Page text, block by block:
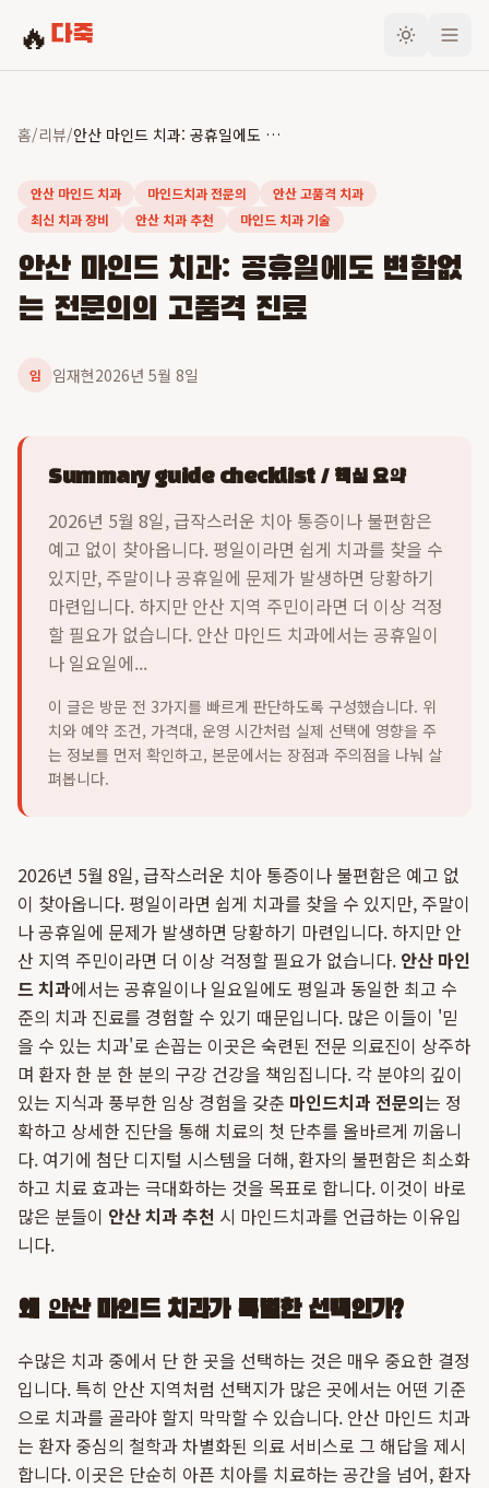
🔥 다죽
홈/리뷰/ 안산 마인드 치과: 공휴일에도 변함없는 전문의의 고품격 진료
안산 마인드 치과 마인드치과 전문의
안산 고품격 치과
최신 치과 장비
안산 치과 추천 마인드 치과 기술
안산 마인드 치과: 공휴일에도 변함없
는 전문의의 고품격 진료
임 임재현2026년 5월 8일
Summary guide checklist / 핵심 요약
2026년 5월 8일, 급작스러운 치아 통증이나 불편함은
예고 없이 찾아옵니다. 평일이라면 쉽게 치과를 찾을 수
있지만, 주말이나 공휴일에 문제가 발생하면 당황하기
마련입니다. 하지만 안산 지역 주민이라면 더 이상 걱정
할 필요가 없습니다. 안산 마인드 치과에서는 공휴일이
나 일요일에...
이 글은 방문 전 3가지를 빠르게 판단하도록 구성했습니다. 위
치와 예약 조건, 가격대, 운영 시간처럼 실제 선택에 영향을 주
는 정보를 먼저 확인하고, 본문에서는 장점과 주의점을 나눠 살
펴봅니다.
2026년 5월 8일, 급작스러운 치아 통증이나 불편함은 예고 없
이 찾아옵니다. 평일이라면 쉽게 치과를 찾을 수 있지만, 주말이
나 공휴일에 문제가 발생하면 당황하기 마련입니다. 하지만 안
산 지역 주민이라면 더 이상 걱정할 필요가 없습니다. 안산 마인
드 치과에서는 공휴일이나 일요일에도 평일과 동일한 최고 수
준의 치과 진료를 경험할 수 있기 때문입니다. 많은 이들이 '믿
을 수 있는 치과'로 손꼽는 이곳은 숙련된 전문 의료진이 상주하
며 환자 한 분 한 분의 구강 건강을 책임집니다. 각 분야의 깊이
있는 지식과 풍부한 임상 경험을 갖춘 마인드치과 전문의는 정
확하고 상세한 진단을 통해 치료의 첫 단추를 올바르게 끼웁니
다. 여기에 첨단 디지털 시스템을 더해, 환자의 불편함은 최소화
하고 치료 효과는 극대화하는 것을 목표로 합니다. 이것이 바로
많은 분들이 안산 치과 추천 시 마인드치과를 언급하는 이유입
니다.
왜 안산 마인드 치과가 특별한 선택인가?
수많은 치과 중에서 단 한 곳을 선택하는 것은 매우 중요한 결정
입니다. 특히 안산 지역처럼 선택지가 많은 곳에서는 어떤 기준
으로 치과를 골라야 할지 막막할 수 있습니다. 안산 마인드 치과
는 환자 중심의 철학과 차별화된 의료 서비스로 그 해답을 제시
합니다. 이곳은 단순히 아픈 치아를 치료하는 공간을 넘어, 환자